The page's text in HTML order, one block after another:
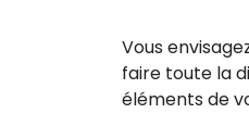
Vous
faire toute la
éléments de